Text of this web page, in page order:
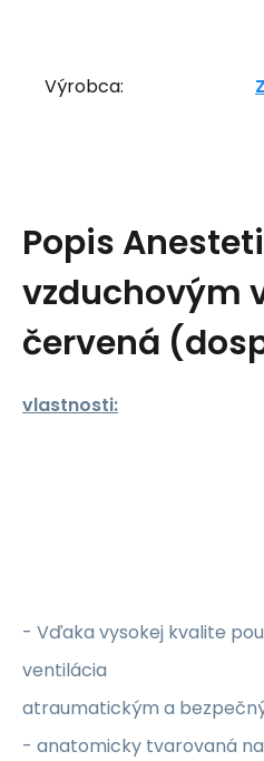
Výrobca:
Popis
vzduchovým
červená
vlastnosti:
- Vďaka vysokej kvalite
ventilácia
atraumatickým a
- anatomicky tvarovaná